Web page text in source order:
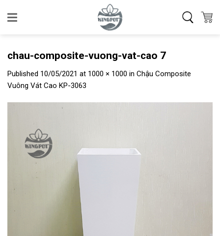
chau-composite-vuong-vat-cao 7
Published 10/05/2021 at 1000 × 1000 in Chậu Composite
Vuông Vát Cao KP-3063